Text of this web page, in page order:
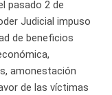
pasado 2 de
Judicial impuso
de beneficios
amonestación
de las víctimas